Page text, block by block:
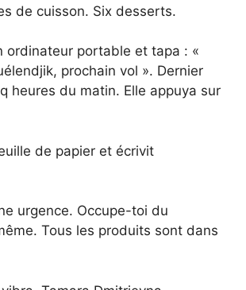
de cuisson. Six desserts.
ordinateur portable et tapa : «
prochain vol ». Dernier
heures du matin. Elle appuya sur
de papier et écrivit
urgence. Occupe-toi du
Tous les produits sont dans